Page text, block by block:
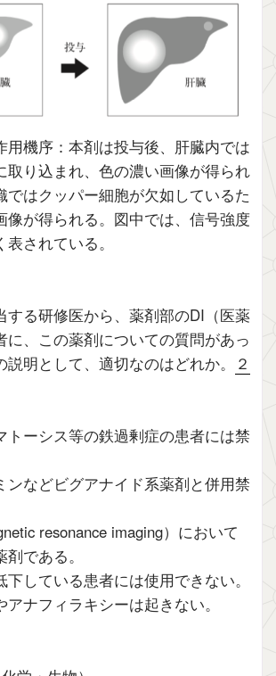
用機序：本剤は投与後、肝臓内では
取り込まれ、色の濃い画像が得られ
ではクッパー細胞が欠如しているた
像が得られる。図中では、信号強度
されている。
する研修医から、薬剤部のDI（医薬
に、この薬剤についての質問があっ
明として、適切なのはどれか。
２
ーシス等の鉄過剰症の患者には禁
などビグアナイド系薬剤と併用禁
resonance imaging）において
である。
している患者には使用できない。
ナフィラキシーは起きない。